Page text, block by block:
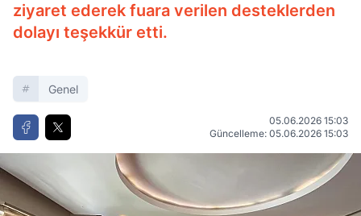
ziyaret ederek fuara verilen desteklerden
dolayı teşekkür etti.
Genel
05.06.2026 15:03
Güncelleme: 05.06.2026 15:03